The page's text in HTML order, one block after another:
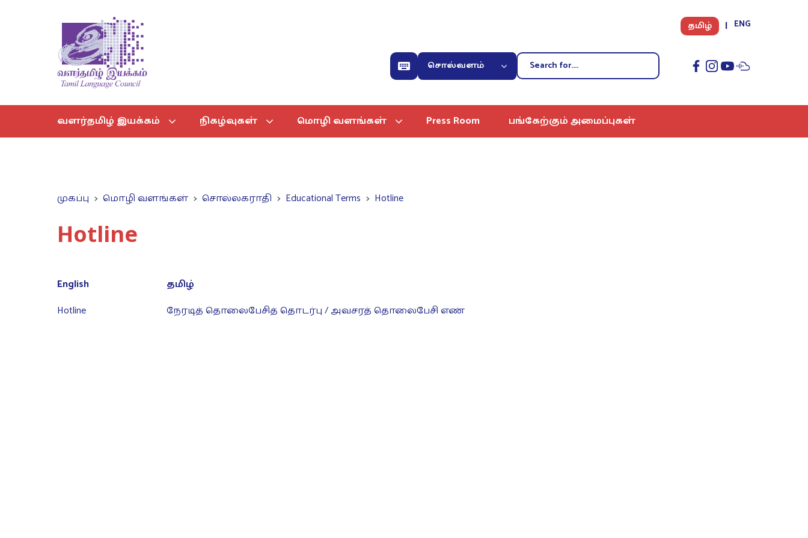
தமிழ் ENG
சொல்வளம்
வளர்தமிழ் இயக்கம் நிகழ்வுகள் மொழி வளங்கள் Press Room பங்கேற்கும் அமைப்புகள்
முகப்பு மொழி வளங்கள் சொல்லகராதி Educational Terms Hotline
Hotline
English
தமிழ்
Hotline
நேரடித் தொலைபேசித் தொடர்பு / அவசரத் தொலைபேசி எண்